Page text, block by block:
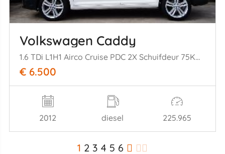
Volkswagen Caddy
1.6 TDi L1H1 Airco Cruise PDC 2X Schuifdeur 75KW Euro 5
€ 6.500
2012 diesel 225.965
1 2 3 4 5 6